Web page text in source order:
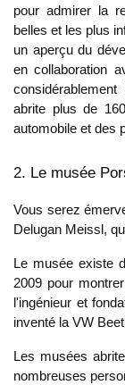
pour admirer la
belles et les plus
un aperçu du
en collaboration
abrite plus de
automobile et des
2. Le musée
Vous serez
Delugan Meissl,
Le musée existe
2009 pour
l'ingénieur et
inventé la VW
Les musées
nombreuses